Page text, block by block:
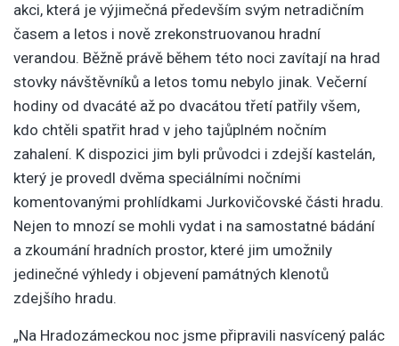
akci, která je výjimečná především svým netradičním
časem a letos i nově zrekonstruovanou hradní
verandou. Běžně právě během této noci zavítají na hrad
stovky návštěvníků a letos tomu nebylo jinak. Večerní
hodiny od dvacáté až po dvacátou třetí patřily všem,
kdo chtěli spatřit hrad v jeho tajůplném nočním
zahalení. K dispozici jim byli průvodci i zdejší kastelán,
který je provedl dvěma speciálními nočními
komentovanými prohlídkami Jurkovičovské části hradu.
Nejen to mnozí se mohli vydat i na samostatné bádání
a zkoumání hradních prostor, které jim umožnily
jedinečné výhledy i objevení památných klenotů
zdejšího hradu.
„Na Hradozámeckou noc jsme připravili nasvícený palác